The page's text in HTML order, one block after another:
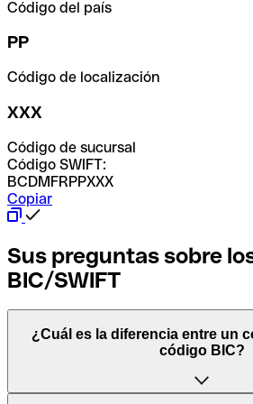
Código del país
PP
Código de localización
XXX
Código de sucursal
Código SWIFT:
BCDMFRPPXXX
Copiar
Sus preguntas sobre
BIC/SWIFT
¿Cuál es la diferencia entre un
código BIC?